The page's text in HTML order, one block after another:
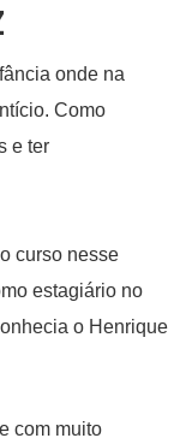
onde na
Como
e ter
curso nesse
estagiário no
o Henrique
com muito